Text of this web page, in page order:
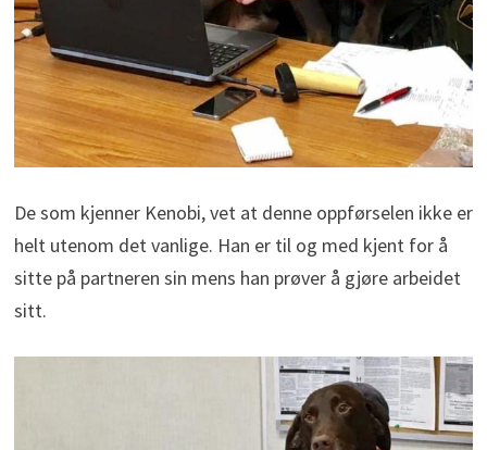
De som kjenner Kenobi, vet at denne oppførselen ikke er
helt utenom det vanlige. Han er til og med kjent for å
sitte på partneren sin mens han prøver å gjøre arbeidet
sitt.